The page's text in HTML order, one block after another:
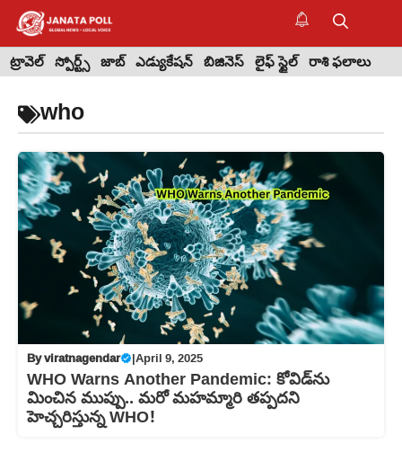
Skip
content
ట్రావెల్ స్పోర్ట్స్ జాబ్ ఎడ్యుకేషన్ బిజినెస్ లైఫ్ స్టైల్ రాశి ఫలాలు
who
Byviratnagendar |April 9, 2025
WHO Warns Another Pandemic: కోవిడ్‌ను
మించిన ముప్పు.. మరో మహమ్మారి తప్పదని
హెచ్చరిస్తున్న WHO!